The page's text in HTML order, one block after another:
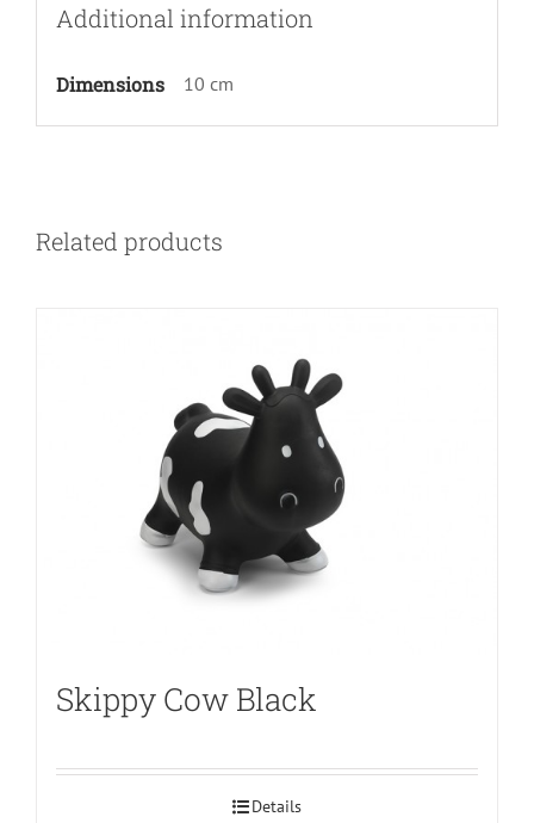
Additional information
Dimensions 10 cm
Related products
Skippy Cow Black
Details